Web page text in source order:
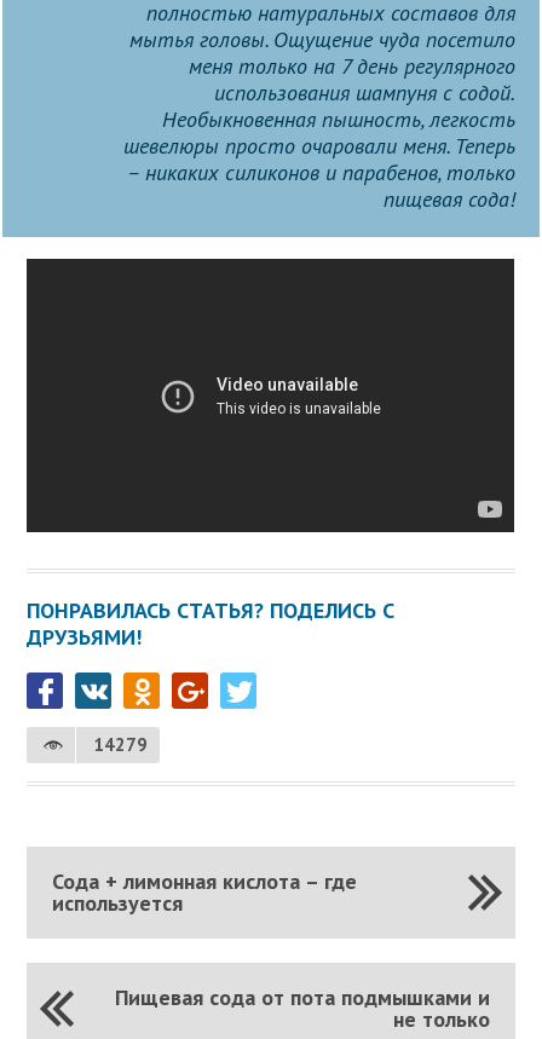
полностью натуральных составов для
мытья головы. Ощущение чуда посетило
меня только на 7 день регулярного
использования шампуня с содой.
Необыкновенная пышность, легкость
шевелюры просто очаровали меня. Теперь
– никаких силиконов и парабенов, только
пищевая сода!
ПОНРАВИЛАСЬ СТАТЬЯ? ПОДЕЛИСЬ С
ДРУЗЬЯМИ!
14279
Сода + лимонная кислота – где
используется
Пищевая сода от пота подмышками и
не только